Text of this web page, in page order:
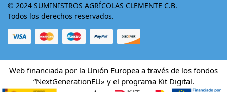
© 2024 SUMINISTROS AGRÍCOLAS CLEMENTE C.B.
Todos los derechos reservados.
Web financiada por la Unión Europea a través de los fondos
“NextGenerationEU» y el programa Kit Digital.